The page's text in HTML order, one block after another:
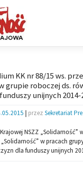
KK nr 88/15 ws.
grupie roboczej ds.
unijnych 2014-
| przez Sekretariat
NSZZ „Solidarność”
„Solidarność” w pracach
dla funduszy unijnych